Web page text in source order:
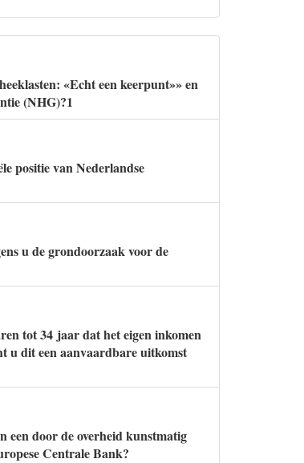
«Echt een keerpunt»» en
(NHG)?1
positie van Nederlandse
u de grondoorzaak voor de
tot 34 jaar dat het eigen inkomen
u dit een aanvaardbare uitkomst
een door de overheid kunstmatig
Centrale Bank?